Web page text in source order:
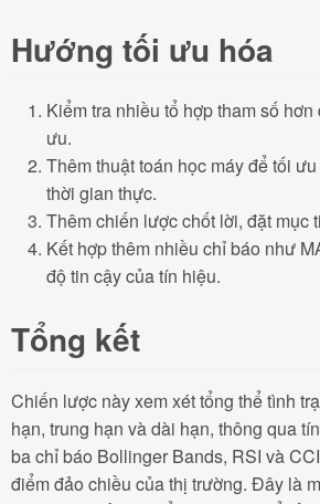
Hướng tối ưu hóa
Kiểm tra nhiều tổ hợp tham số hơn
ưu.
Thêm thuật toán học máy để tối
thời gian thực.
Thêm chiến lược chốt lời, đặt mục
Kết hợp thêm nhiều chỉ báo như
độ tin cậy của tín hiệu.
Tổng kết
Chiến lược này xem xét tổng thể tình
hạn, trung hạn và dài hạn, thông qua
ba chỉ báo Bollinger Bands, RSI và
điểm đảo chiều của thị trường. Đây là